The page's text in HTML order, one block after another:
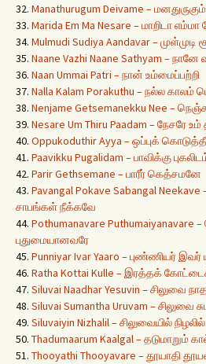
32. Manathurugum Deivame –
33. Marida Em Ma Nesare – மாறிடா எம்மா
34. Mulmudi Sudiya Aandavar –
35. Naane Vazhi Naane Sathyam – நானே
36. Naan Ummai Patri – நான் உம்மைப்பற்றி
37. Nalla Kalam Porakuthu – நல்ல காலம்
38. Nenjame Getsemanekku Nee –
39. Nesare Um Thiru Paadam – நேசரே உம்
40. Oppukoduthir Ayya – ஒப்புக்
41. Paavikku Pugalidam – பாவிக்கு
42. Parir Gethsemane – பாரீர் கெத்சமனே
43. Pavangal Pokave Sabangal
சாபங்கள் நீக்கவே
44. Pothumanavare Puthumaiyanavare
புதுமையானவரே
45. Punniyar Ivar Yaaro – புண்ணியர்
46. Ratha Kottai Kulle – இரத்தக்
47. Siluvai Naadhar Yesuvin – சிலுவை
48. Siluvai Sumantha Uruvam – சிலுவை
49. Siluvaiyin Nizhalil – சிலுவையில் நிழலில்
50. Thadumaarum Kaalgal –
51. Thooyathi Thooyavare – தூயாதி